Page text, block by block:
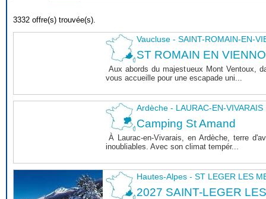
3332 offre(s) trouvée(s).
Vaucluse - SAINT-ROMAIN-EN-
ST ROMAIN EN
Aux abords du majestueux Mont Ventoux,
vous accueille pour une escapade uni...
Ardèche - LAURAC-EN-VIVARAIS
Camping St Amand
À Laurac-en-Vivarais, en Ardèche, terre
inoubliables. Avec son climat tempér...
Hautes-Alpes - ST LEGER LES
2027 SAINT-LEGER